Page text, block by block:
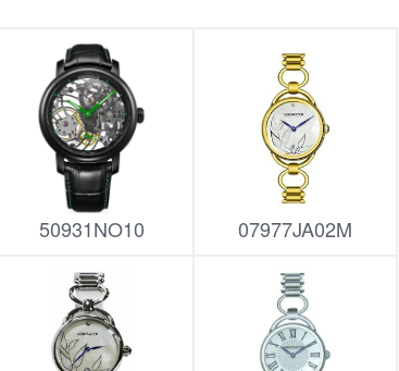
50931NO10 07977JA02M